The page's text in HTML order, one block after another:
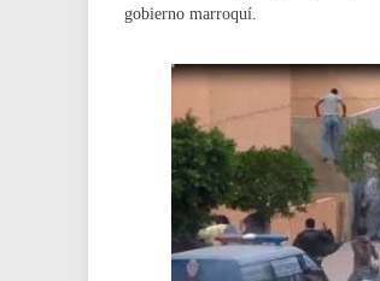
gobierno marroquí.